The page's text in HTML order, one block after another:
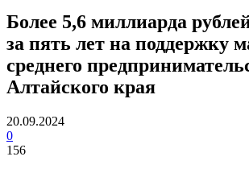
Более 5,6 миллиарда
за пять лет на поддержку
среднего
Алтайского края
20.09.2024
0
156